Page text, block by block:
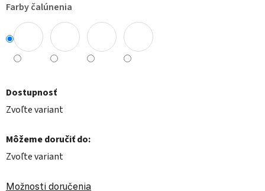
Farby čalúnenia
Dostupnosť
Zvoľte variant
Môžeme doručiť do:
Zvoľte variant
Možnosti doručenia